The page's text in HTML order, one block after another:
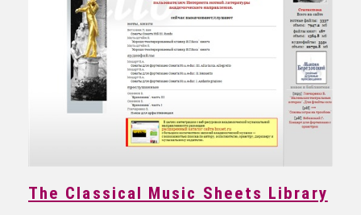
The Classical Music Sheets Library